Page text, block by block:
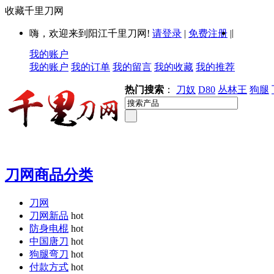
收藏千里刀网
嗨，欢迎来到阳江千里刀网! 请登录 | 免费注册 ||
我的账户
我的账户 我的订单 我的留言 我的收藏 我的推荐
热门搜索 ： 刀奴 D80 丛林王 狗腿
刀网商品分类
刀网
刀网新品 hot
防身电棍 hot
中国唐刀 hot
狗腿弯刀 hot
付款方式 hot